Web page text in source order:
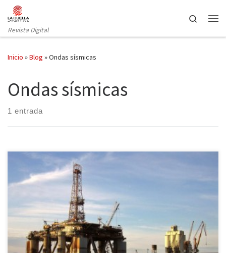
Saltar al contenido
Revista Digital
Search
Inicio »Blog »Ondas sísmicas
Ondas sísmicas
1 entrada
Canarias y las Islas Baleares ven peligradas sus áreas de riqueza
biológica y cercana a espacios naturales protegidos como el
turismo que tantos ingresos genera para estos destinos
estratégicos. Pescadores, ecologistas, empresarios turísticos,
Administraciones locales e insulares y hasta celebrities como Paris
Hilton, Kate Moss y David Guetta han mostrado […]